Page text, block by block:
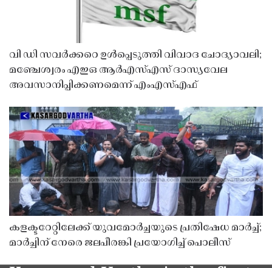
വി ഡി സവർക്കറെ ഉൾപ്പെടുത്തി വിവാദ ചോദ്യാവലി;
മഞ്ചേശ്വരം എഇഒ ആർഎസ്എസ് ദാസ്യവേല
അവസാനിപ്പിക്കണമെന്ന് എംഎസ്എഫ്
കളക്ടറേറ്റിലേക്ക് യുവമോർച്ചയുടെ പ്രതിഷേധ മാർച്ച്;
മാർച്ചിന് നേരെ ജലപീരങ്കി പ്രയോഗിച്ച് പൊലീസ്